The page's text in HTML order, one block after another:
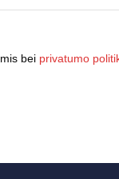
bei privatumo